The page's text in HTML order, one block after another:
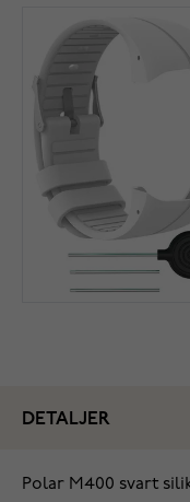
DETALJER
Polar M400 svart